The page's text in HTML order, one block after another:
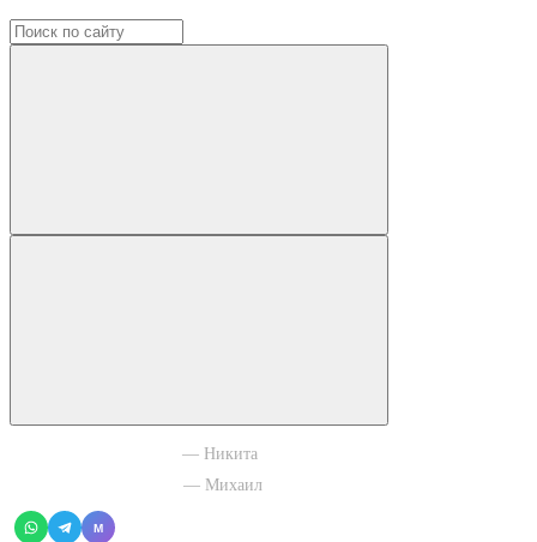
— Никита
— Михаил
M